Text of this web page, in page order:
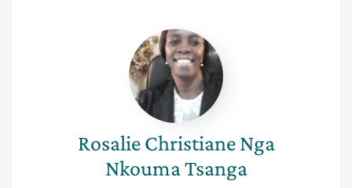
Rosalie
Christiane
Nga
Nkouma
Tsanga
Rosalie Christiane Nga
Nkouma Tsanga